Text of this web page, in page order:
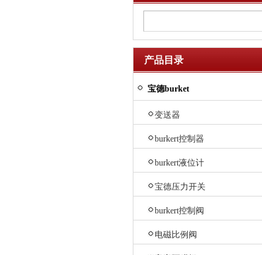
产品目录
宝德burket
变送器
burkert控制器
burkert液位计
宝德压力开关
burkert控制阀
电磁比例阀